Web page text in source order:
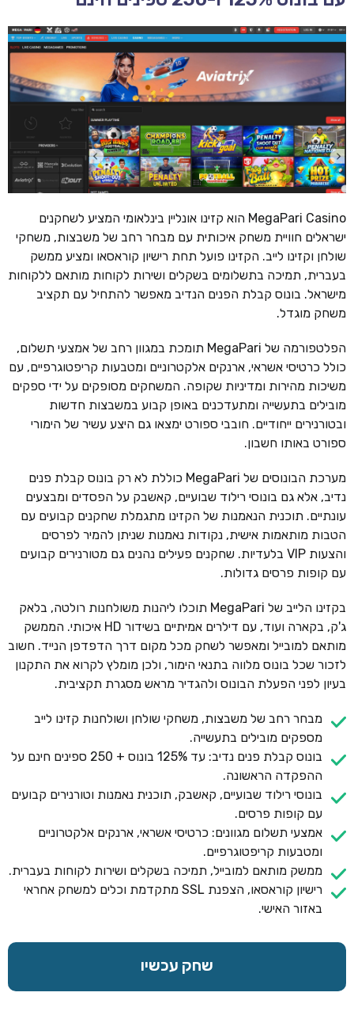
MegaPari Casino הוא קזינו אונליין בינלאומי המציע לשחקנים
ישראלים חוויית משחק איכותית עם מבחר רחב של משבצות, משחקי
שולחן וקזינו לייב. הקזינו פועל תחת רישיון קוראסאו ומציע ממשק
בעברית, תמיכה בתשלומים בשקלים ושירות לקוחות מותאם ללקוחות
מישראל. בונוס קבלת הפנים הנדיב מאפשר להתחיל עם תקציב
משחק מוגדל.
הפלטפורמה של MegaPari תומכת במגוון רחב של אמצעי תשלום,
כולל כרטיסי אשראי, ארנקים אלקטרוניים ומטבעות קריפטוגרפיים, עם
משיכות מהירות ומדיניות שקופה. המשחקים מסופקים על ידי ספקים
מובילים בתעשייה ומתעדכנים באופן קבוע במשבצות חדשות
ובטורנירים ייחודיים. חובבי ספורט ימצאו גם היצע עשיר של הימורי
ספורט באותו חשבון.
מערכת הבונוסים של MegaPari כוללת לא רק בונוס קבלת פנים
נדיב, אלא גם בונוסי רילוד שבועיים, קאשבק על הפסדים ומבצעים
עונתיים. תוכנית הנאמנות של הקזינו מתגמלת שחקנים קבועים עם
הטבות מותאמות אישית, נקודות נאמנות שניתן להמיר לפרסים
והצעות VIP בלעדיות. שחקנים פעילים נהנים גם מטורנירים קבועים
עם קופות פרסים גדולות.
בקזינו הלייב של MegaPari תוכלו ליהנות משולחנות רולטה, בלאק
ג'ק, בקארה ועוד, עם דילרים אמיתיים בשידור HD איכותי. הממשק
מותאם למובייל ומאפשר לשחק מכל מקום דרך הדפדפן הנייד. חשוב
לזכור שכל בונוס מלווה בתנאי הימור, ולכן מומלץ לקרוא את התקנון
בעיון לפני הפעלת הבונוס ולהגדיר מראש מסגרת תקציבית.
מבחר רחב של משבצות, משחקי שולחן ושולחנות קזינו לייב
מספקים מובילים בתעשייה.
בונוס קבלת פנים נדיב: עד 125% בונוס + 250 ספינים חינם על
ההפקדה הראשונה.
בונוסי רילוד שבועיים, קאשבק, תוכנית נאמנות וטורנירים קבועים
עם קופות פרסים.
אמצעי תשלום מגוונים: כרטיסי אשראי, ארנקים אלקטרוניים
ומטבעות קריפטוגרפיים.
ממשק מותאם למובייל, תמיכה בשקלים ושירות לקוחות בעברית.
רישיון קוראסאו, הצפנת SSL מתקדמת וכלים למשחק אחראי
באזור האישי.
שחק עכשיו